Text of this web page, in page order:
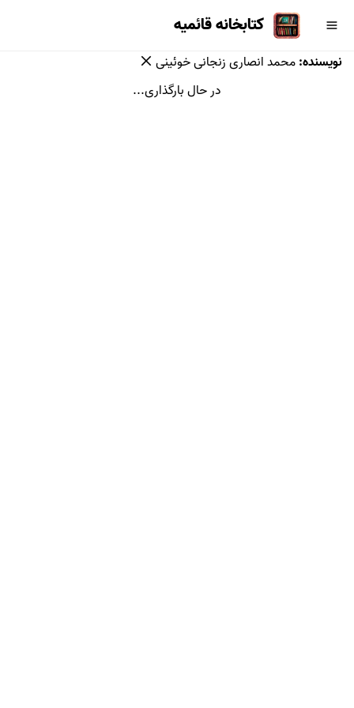
کتابخانه قائمیه
نویسنده:محمد انصارى زنجانى خوئینی
در حال بارگذاری...